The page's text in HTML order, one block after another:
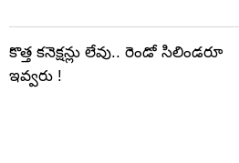
కొత్త కనెక్షన్లు లేవు.. రెండో సిలిండరూ
ఇవ్వరు !